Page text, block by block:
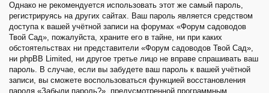
Однако не рекомендуется использовать этот же самый пароль,
регистрируясь на других сайтах. Ваш пароль является средством
доступа к вашей учётной записи на форумах «Форум садоводов
Твой Сад», пожалуйста, храните его в тайне, ни при каких
обстоятельствах ни представители «Форум садоводов Твой Сад»,
ни phpBB Limited, ни другое третье лицо не вправе спрашивать ваш
пароль. В случае, если вы забудете ваш пароль к вашей учётной
записи, вы сможете воспользоваться функцией восстановления
пароля «Забыли пароль?», предусмотренной программным